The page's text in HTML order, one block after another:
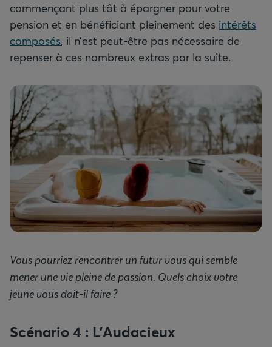
commençant plus tôt à épargner pour votre
pension et en bénéficiant pleinement des intérêts
composés, il n’est peut-être pas nécessaire de
repenser à ces nombreux extras par la suite.
Vous pourriez rencontrer un futur vous qui semble
mener une vie pleine de passion. Quels choix votre
jeune vous doit-il faire ?
Scénario 4 : L’Audacieux